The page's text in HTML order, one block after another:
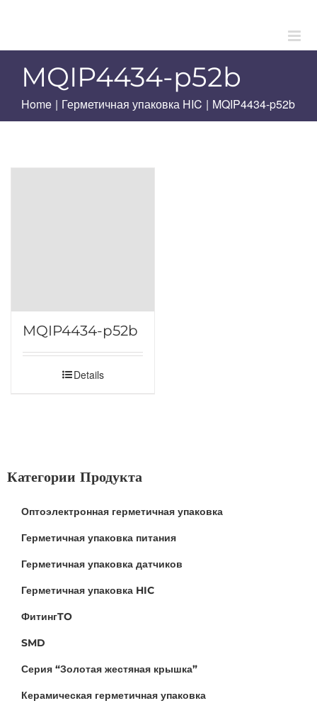
MQIP4434-p52b
Home | Герметичная упаковка HIC | MQIP4434-p52b
MQIP4434-p52b
Details
Категории Продукта
Оптоэлектронная герметичная упаковка
Герметичная упаковка питания
Герметичная упаковка датчиков
Герметичная упаковка HIC
ФитингTO
SMD
Серия “Золотая жестяная крышка”
Керамическая герметичная упаковка